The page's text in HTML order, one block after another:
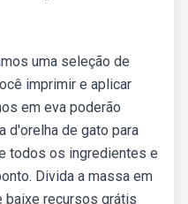
uma seleção de
imprimir e aplicar
em eva poderão
d'orelha de gato para
todos os ingredientes e
Divida a massa em
baixe recursos grátis